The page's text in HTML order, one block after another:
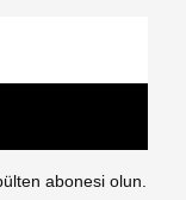
abonesi olun.